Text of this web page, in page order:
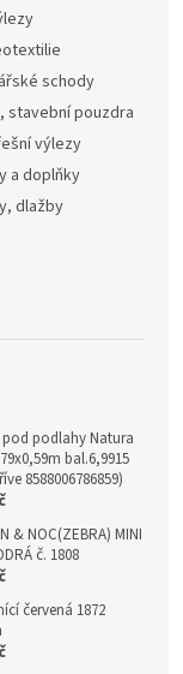
schody
stavební pouzdra
výlezy
a doplňky
dlažby
podlahy Natura
bal.6,9915
8588006786859)
& NOC(ZEBRA) MINI
č. 1808
červená 1872